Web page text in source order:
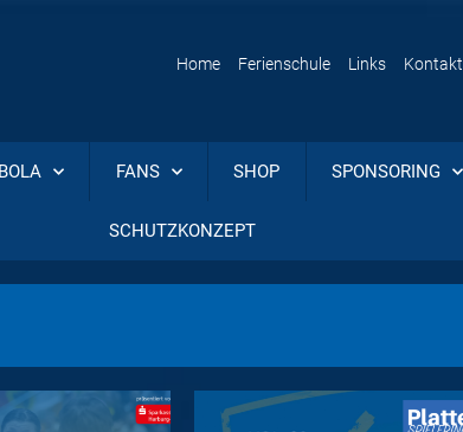
Home Ferienschule Links Kontakt
FANS SHOP SPONSORING
SCHUTZKONZEPT